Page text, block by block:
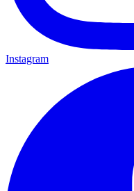
Instagram